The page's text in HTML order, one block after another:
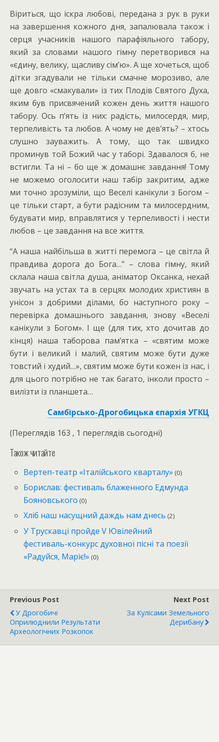
Віриться, що іскра любові, передана з рук в руки
на завершення кожного дня, запалювала також і
серця учасників нашого парафіяльного табору,
який за словами нашого гімну перетворився на
«єдину, велику, щасливу сім’ю». А ще хочеться, щоб
дітки згадували не тільки смачне морозиво, але
ще довго «смакували» із тих Плодів Святого Духа,
яким був присвячений кожен день життя нашого
табору. Ось п’ять із них: радість, милосердя, мир,
терпеливість та любов. А чому не дев’ять? – хтось
слушно зауважить. А тому, що так швидко
проминув той Божий час у таборі. Здавалося б, не
встигли. Та ні – бо ще ж домашнє завдання! Тому
не можемо оголосити наш табір закритим, адже
ми точно зрозуміли, що Веселі канікули з Богом –
це тільки старт, а бути радісним та милосердним,
будувати мир, вправлятися у терпеливості і нести
любов – це завдання на все життя.
“А наша найбільша в житті перемога – це світла й
правдива дорога до Бога…” – слова гімну, який
склала наша світла душа, аніматор Оксанка, нехай
звучать на устах та в серцях молодих християн в
унісон з добрими ділами, бо наступного року –
перевірка домашнього завдання, знову «Веселі
канікули з Богом». І ще (для тих, хто дочитав до
кінця) наша таборова пам’ятка – «святим може
бути і великий і малий, святим може бути дуже
товстий і худий…», святим може бути кожен із нас, і
для цього потрібно не так багато, інколи просто –
вилізти із планшета…
Самбірсько-Дрогобицька єпархія УГКЦ
(Переглядів 163 , 1 переглядів сьогодні)
Також читайте
Вертеп-театр «Італійського кварталу» (0)
Борислав: фестиваль блаженного Едмунда
Бояновського (0)
Хліб наш насущний даждь нам днесь (2)
У Трускавці пройде V Ювілейний
фестиваль-конкурс духовної пісні та поезії
«Радуйся, Маріє!» (0)
Previous Post
У Дрогобичі
Оприлюднили Результати
Археологічних Розкопок
Next Post
За Кулісами Земельного
Дерибану